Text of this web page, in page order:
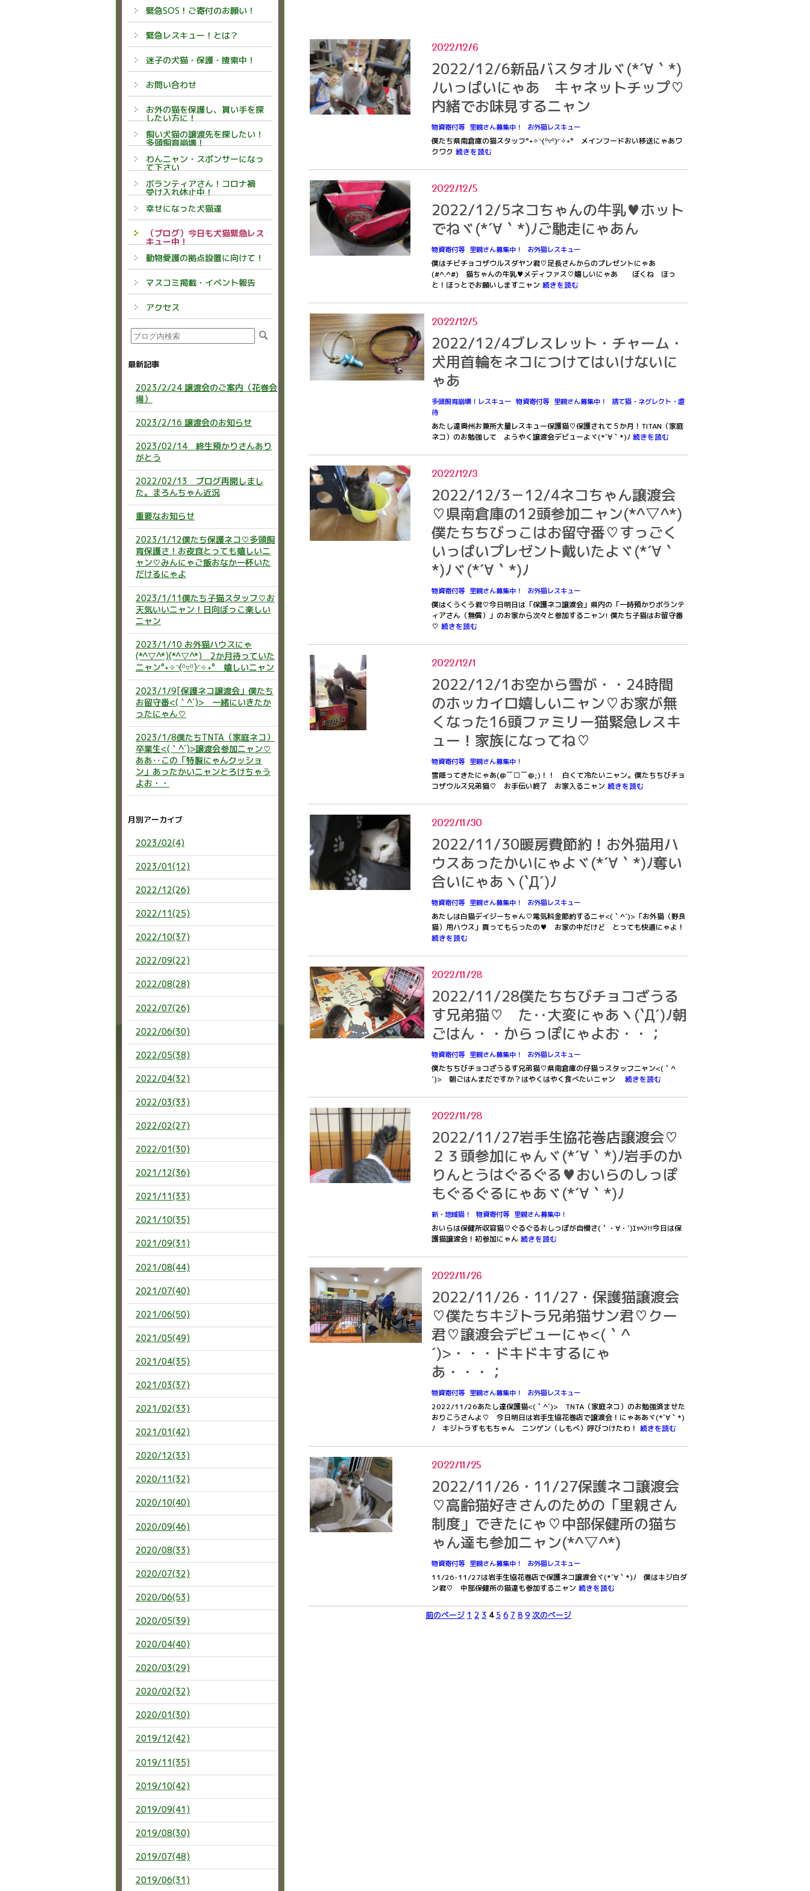
2022/12/6
2022/12/6新品バスタオルヾ(*´∀｀*)
ﾉいっぱいにゃあ キャネットチップ♡
内緒でお味見するニャン
物資寄付等 里親さん募集中！ お外猫レスキュー
僕たち県南倉庫の猫スタッフ°˖✧◝(⁰▿⁰)◜✧˖° メインフードおい移送にゃあワ
クワク 続きを読む
2022/12/5
2022/12/5ネコちゃんの牛乳♥ホット
でねヾ(*´∀｀*)ﾉご馳走にゃあん
物資寄付等 里親さん募集中！ お外猫レスキュー
僕はチビチョコザウルスダヤン君♡足長さんからのプレゼントにゃあ
(#^.^#) 猫ちゃんの牛乳♥メディファス♡嬉しいにゃあ ぼくね ほっ
と！ほっとでお願いしますニャン 続きを読む
2022/12/5
2022/12/4ブレスレット・チャーム・
犬用首輪をネコにつけてはいけないに
ゃあ
多頭飼育崩壊！レスキュー 物資寄付等 里親さん募集中！
捨て猫・ネグレクト・虐
待
あたし達奥州お兼所大量レスキュー保護猫♡保護されて５か月！TITAN（家庭
ネコ）のお勉強して ようやく譲渡会デビューよヾ(*´∀｀*)ﾉ 続きを読む
2022/12/3
2022/12/3－12/4ネコちゃん譲渡会
♡県南倉庫の12頭参加ニャン(*^▽^*)
僕たちちびっこはお留守番♡すっごく
いっぱいプレゼント戴いたよヾ(*´∀｀
*)ﾉヾ(*´∀｀*)ﾉ
物資寄付等 里親さん募集中！ お外猫レスキュー
僕はくうくう君♡今日明日は「保護ネコ譲渡会」県内の「一時預かりボランテ
ィアさん（無償）」のお家から次々と参加するニャン! 僕たち子猫はお留守番
♡ 続きを読む
2022/12/1
2022/12/1お空から雪が・・24時間
のホッカイロ嬉しいニャン♡お家が無
くなった16頭ファミリー猫緊急レスキ
ュー！家族になってね♡
物資寄付等 里親さん募集中！
雪降ってきたにゃあ(@￣□￣@;)！！ 白くて冷たいニャン。僕たちちびチョ
コザウルス兄弟猫♡ お手伝い終了 お家入るニャン 続きを読む
2022/11/30
2022/11/30暖房費節約！お外猫用ハ
ウスあったかいにゃよヾ(*´∀｀*)ﾉ奪い
合いにゃあヽ(`Д´)ﾉ
物資寄付等 里親さん募集中！ お外猫レスキュー
あたしは白猫デイジーちゃん♡電気料金節約するニャ<(｀^´)>「お外猫（野良
猫）用ハウス」買ってもらったの♥ お家の中だけど とっても快適にゃよ！
続きを読む
2022/11/28
2022/11/28僕たちちびチョコざうる
す兄弟猫♡ た‥大変にゃあヽ(`Д´)ﾉ朝
ごはん・・からっぽにゃよお・・；
物資寄付等 里親さん募集中！ お外猫レスキュー
僕たちちびチョコざうるす兄弟猫♡県南倉庫の仔猫っスタッフニャン<(｀^
´)> 朝ごはんまだですか？はやくはやく食べたいニャン 続きを読む
2022/11/28
2022/11/27岩手生協花巻店譲渡会♡
２３頭参加にゃんヾ(*´∀｀*)ﾉ岩手のか
りんとうはぐるぐる♥おいらのしっぽ
もぐるぐるにゃあヾ(*´∀｀*)ﾉ
新・地域猫！ 物資寄付等 里親さん募集中！
おいらは保健所収容猫♡ぐるぐるおしっぽが自慢さ(｀・∀・´)ｴｯﾍﾝ!!今日は保
護猫譲渡会！初参加にゃん 続きを読む
2022/11/26
2022/11/26・11/27・保護猫譲渡会
♡僕たちキジトラ兄弟猫サン君♡クー
君♡譲渡会デビューにゃ<(｀^
´)>・・・ドキドキするにゃ
あ・・・；
物資寄付等 里親さん募集中！ お外猫レスキュー
2022/11/26あたし達保護猫<(｀^´)> TNTA（家庭ネコ）のお勉強済ませた
おりこうさんよ♡ 今日明日は岩手生協花巻店で譲渡会！にゃああヾ(*´∀｀*)
ﾉ キジトラすももちゃん ニンゲン（しもべ）呼びつけたわ！ 続きを読む
2022/11/25
2022/11/26・11/27保護ネコ譲渡会
♡高齢猫好きさんのための「里親さん
制度」できたにゃ♡中部保健所の猫ち
ゃん達も参加ニャン(*^▽^*)
物資寄付等 里親さん募集中！ お外猫レスキュー
11/26-11/27は岩手生協花巻店で保護ネコ譲渡会ヾ(*´∀｀*)ﾉ 僕はキジ白ダ
ン君♡ 中部保健所の猫達も参加するニャン 続きを読む
前のページ 1 2 3 4 5 6 7 8 9 次のページ
緊急SOS！ご寄付のお願い！
緊急レスキュー！とは？
迷子の犬猫・保護・捜索中！
お問い合わせ
お外の猫を保護し、貰い手を探
したい方に！
飼い犬猫の譲渡先を探したい！
多頭飼育崩壊！
わんニャン・スポンサーになっ
て下さい
ボランティアさん！コロナ禍
受け入れ休止中！
幸せになった犬猫達
（ブログ）今日も犬猫緊急レス
キュー中！
動物愛護の拠点設置に向けて！
マスコミ掲載・イベント報告
アクセス
最新記事
2023/2/24 譲渡会のご案内（花巻会
場）
2023/2/16 譲渡会のお知らせ
2023/02/14 終生預かりさんあり
がとう
2022/02/13 ブログ再開しまし
た。まろんちゃん近況
重要なお知らせ
2023/1/12僕たち保護ネコ♡多頭飼
育保護さ！お夜食とっても嬉しいニ
ャン♡みんにゃご飯おなか一杯いた
だけるにゃよ
2023/1/11僕たち子猫スタッフ♡お
天気いいニャン！日向ぼっこ楽しい
ニャン
2023/1/10 お外猫ハウスにゃ
(*^▽^*)(*^▽^*) 2か月待っていた
ニャン°˖✧◝(⁰▿⁰)◜✧˖° 嬉しいニャン
2023/1/9[保護ネコ譲渡会」僕たち
お留守番<(｀^´)> 一緒にいきたか
ったにゃん♡
2023/1/8僕たちTNTA（家庭ネコ）
卒業生<(｀^´)>譲渡会参加ニャン♡
ああ‥この「特製にゃんクッショ
ン」あったかいニャンとろけちゃう
よお・・
月別アーカイブ
2023/02(4)
2023/01(12)
2022/12(26)
2022/11(25)
2022/10(37)
2022/09(22)
2022/08(28)
2022/07(26)
2022/06(30)
2022/05(38)
2022/04(32)
2022/03(33)
2022/02(27)
2022/01(30)
2021/12(36)
2021/11(33)
2021/10(35)
2021/09(31)
2021/08(44)
2021/07(40)
2021/06(50)
2021/05(49)
2021/04(35)
2021/03(37)
2021/02(33)
2021/01(42)
2020/12(33)
2020/11(32)
2020/10(40)
2020/09(46)
2020/08(33)
2020/07(32)
2020/06(53)
2020/05(39)
2020/04(40)
2020/03(29)
2020/02(32)
2020/01(30)
2019/12(42)
2019/11(35)
2019/10(42)
2019/09(41)
2019/08(30)
2019/07(48)
2019/06(31)